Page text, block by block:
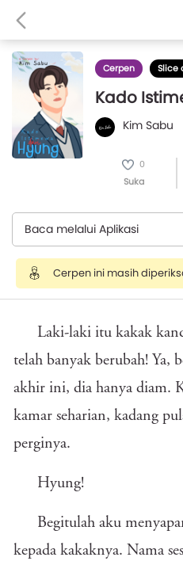
Cerpen Slice
Kado
Kim Sabu
0
Suka
Baca melalui Aplikasi
Cerpen ini masih
Laki-laki itu kakak
telah banyak berubah! Ya,
akhir ini, dia hanya diam.
kamar seharian, kadang
perginya.
Hyung!
Begitulah aku
kepada kakaknya. Nama